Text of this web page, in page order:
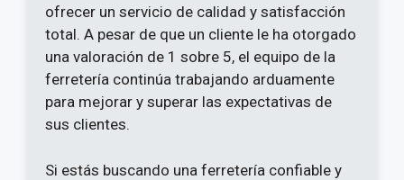
ofrecer un servicio de calidad y satisfacción
total. A pesar de que un cliente le ha otorgado
una valoración de 1 sobre 5, el equipo de la
ferretería continúa trabajando arduamente
para mejorar y superar las expectativas de
sus clientes.
Si estás buscando una ferretería confiable y